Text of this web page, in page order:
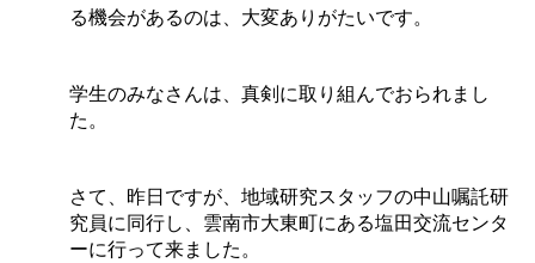
る機会があるのは、大変ありがたいです。
学生のみなさんは、真剣に取り組んでおられまし
た。
さて、昨日ですが、地域研究スタッフの中山嘱託研
究員に同行し、雲南市大東町にある塩田交流センタ
ーに行って来ました。